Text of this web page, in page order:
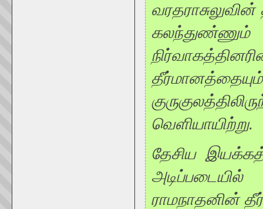
கலந்துண்ணும்
வெளியாயிற்று.
தேசிய
ராமநாதனின்